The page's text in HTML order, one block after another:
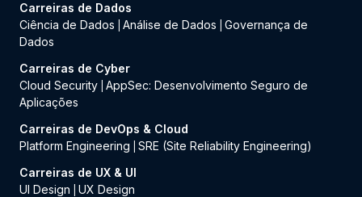
Carreiras de Dados
Ciência de Dados
Análise de Dados
Governança de
Dados
Carreiras de Cyber
Cloud Security AppSec: Desenvolvimento Seguro de
Aplicações
Carreiras de DevOps & Cloud
Platform Engineering
SRE (Site Reliability Engineering)
Carreiras de UX & UI
UI Design
UX Design